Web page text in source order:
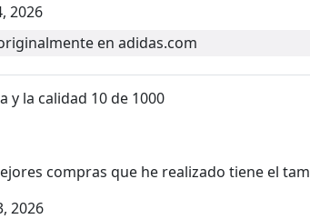
2026
en adidas.com
y la calidad 10 de 1000
compras que he realizado tiene el
2026